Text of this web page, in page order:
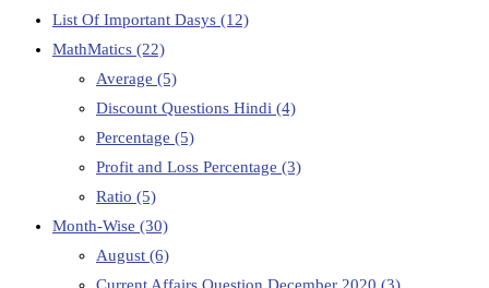
List Of Important Dasys (12)
MathMatics (22)
Average (5)
Discount Questions Hindi (4)
Percentage (5)
Profit and Loss Percentage (3)
Ratio (5)
Month-Wise (30)
August (6)
Current Affairs Question December 2020 (3)